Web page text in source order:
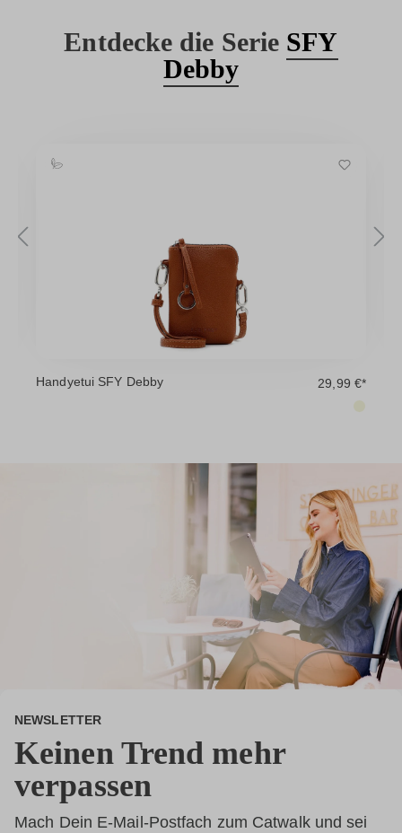
Entdecke die Serie SFY
Debby
Handyetui SFY Debby 29,99 €*
NEWSLETTER
Keinen Trend mehr
verpassen
Mach Dein E-Mail-Postfach zum Catwalk und sei